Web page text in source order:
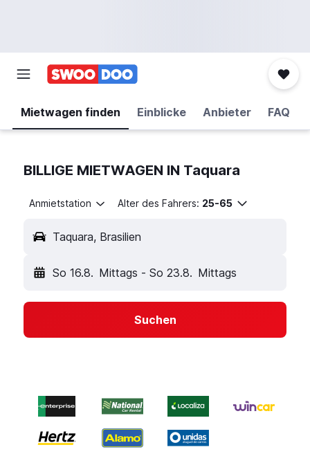
Mietwagen finden Einblicke Anbieter FAQ
BILLIGE MIETWAGEN IN Taquara
Anmietstation Alter des Fahrers: 25-65
Taquara, Brasilien
So 16.8. Mittags - So 23.8. Mittags
Suchen